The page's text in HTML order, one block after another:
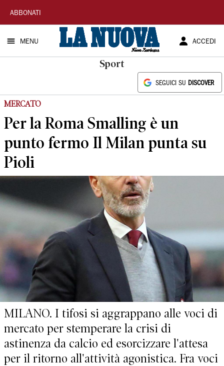
La
Nuova
Sardegna
ABBONATI
MENU ACCEDI
Sport
SEGUICI SU DISCOVER
MERCATO
Per la Roma Smalling è un
punto fermo Il Milan punta su
Pioli
MILANO. I tifosi si aggrappano alle voci di
mercato per stemperare la crisi di
astinenza da calcio ed esorcizzare l'attesa
per il ritorno all'attività agonistica. Fra voci